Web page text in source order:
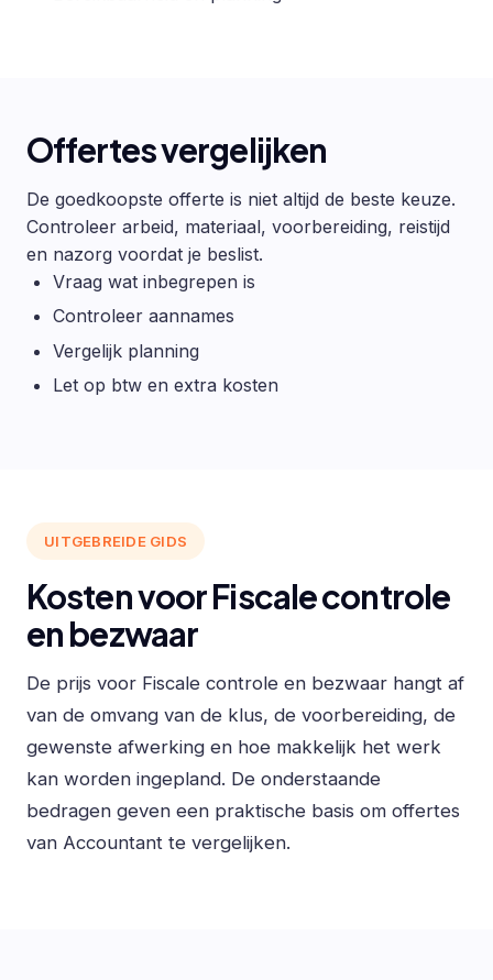
Offertes vergelijken
De goedkoopste offerte is niet altijd de beste keuze.
Controleer arbeid, materiaal, voorbereiding, reistijd
en nazorg voordat je beslist.
Vraag wat inbegrepen is
Controleer aannames
Vergelijk planning
Let op btw en extra kosten
UITGEBREIDE GIDS
Kosten voor Fiscale controle
en bezwaar
De prijs voor Fiscale controle en bezwaar hangt af
van de omvang van de klus, de voorbereiding, de
gewenste afwerking en hoe makkelijk het werk
kan worden ingepland. De onderstaande
bedragen geven een praktische basis om offertes
van Accountant te vergelijken.